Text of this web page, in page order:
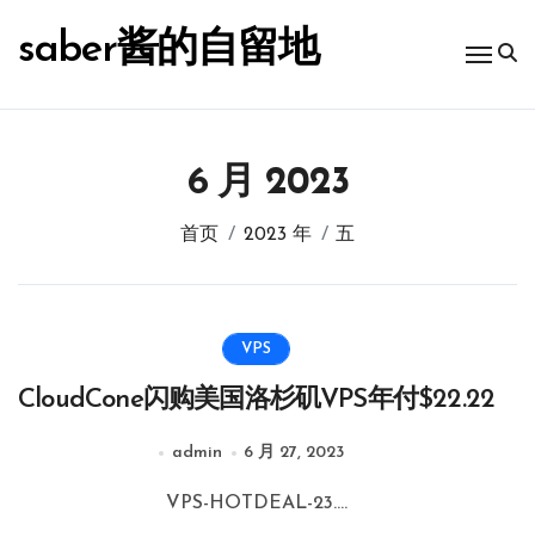
saber酱的自留地
6 月 2023
首页 2023 年 五
VPS
CloudCone闪购美国洛杉矶VPS年付$22.22
admin 6 月 27, 2023
VPS-HOTDEAL-23....